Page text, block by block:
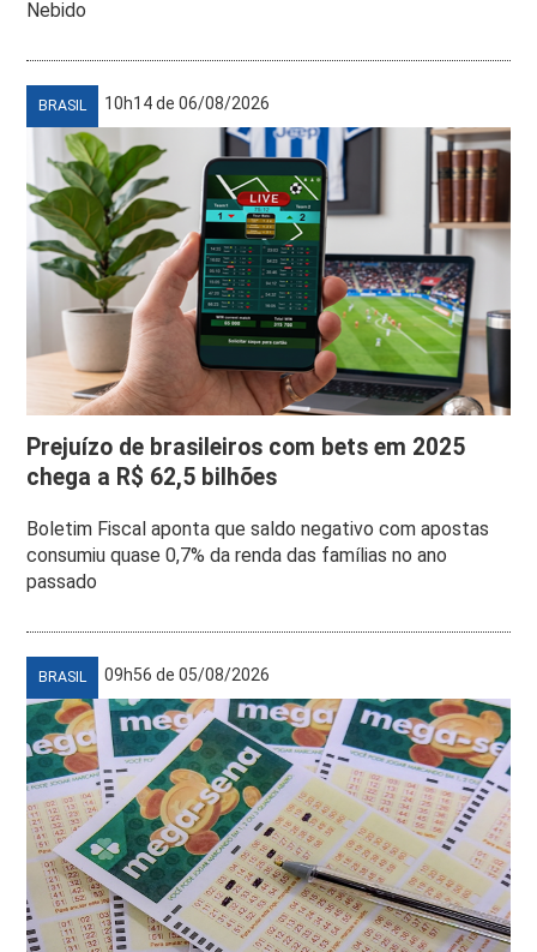
Nebido
BRASIL 10h14 de 06/08/2026
Prejuízo de brasileiros com bets em 2025
chega a R$ 62,5 bilhões
Boletim Fiscal aponta que saldo negativo com apostas
consumiu quase 0,7% da renda das famílias no ano
passado
BRASIL 09h56 de 05/08/2026